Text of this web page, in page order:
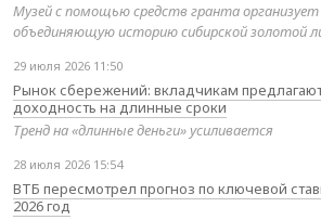
Музей с помощью средств гранта организует
объединяющую историю сибирской золотой
29 июля 2026 11:50
Рынок сбережений: вкладчикам
доходность на длинные сроки
Тренд на «длинные деньги» усиливается
28 июля 2026 15:54
ВТБ пересмотрел прогноз по ключевой
2026 год